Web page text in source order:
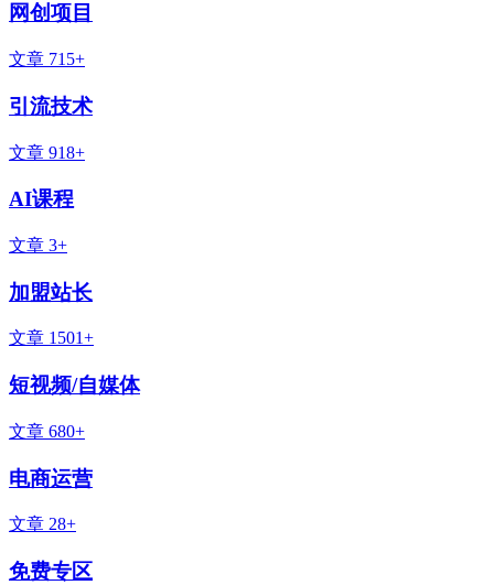
网创项目
文章 715+
引流技术
文章 918+
AI课程
文章 3+
加盟站长
文章 1501+
短视频/自媒体
文章 680+
电商运营
文章 28+
免费专区